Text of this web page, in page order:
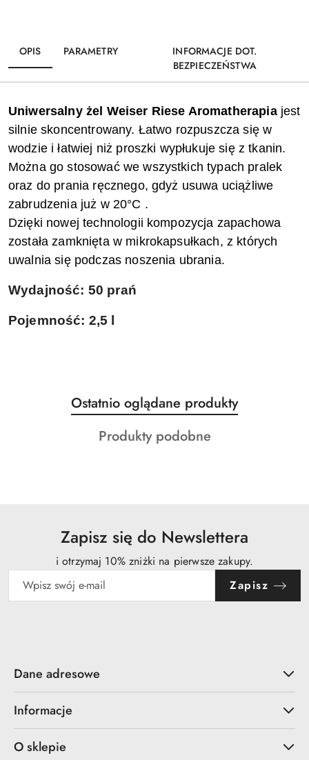
OPIS PARAMETRY
INFORMACJE DOT.
BEZPIECZEŃSTWA
Uniwersalny żel Weiser Riese Aromatherapia jest
silnie skoncentrowany. Łatwo rozpuszcza się w
wodzie i łatwiej niż proszki wypłukuje się z tkanin.
Można go stosować we wszystkich typach pralek
oraz do prania ręcznego, gdyż usuwa uciążliwe
zabrudzenia już w 20°C .
Dzięki nowej technologii kompozycja zapachowa
została zamknięta w mikrokapsułkach, z których
uwalnia się podczas noszenia ubrania.
Wydajność: 50 prań
Pojemność: 2,5 l
Pomiń karuzelę produktów
Produkty
o
statusie:
Ostatnio oglądane produkty
Produkty
Produkty podobne
Zapisz się do Newslettera
i otrzymaj 10% zniżki na pierwsze zakupy.
Zapisz
Dane adresowe
Informacje
O sklepie